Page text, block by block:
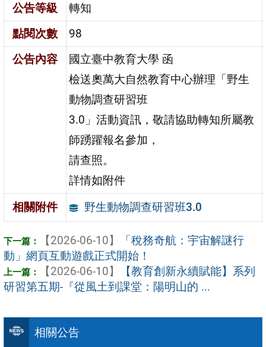
相關公告
公告等級
轉知
點閱次數
98
公告內容
國立臺中教育大學 函
檢送奧萬大自然教育中心辦理「野生
動物調查研習班
3.0」活動資訊，敬請協助轉知所屬教
師踴躍報名參加，
請查照。
詳情如附件
相關附件
野生動物調查研習班3.0
【2026-06-10】
「稅務奇航：宇宙解謎行
動」網頁互動遊戲正式開始！
【2026-06-10】
【教育創新永續賦能】系列
研習第五期-『從風土到課堂：陽明山的 ...